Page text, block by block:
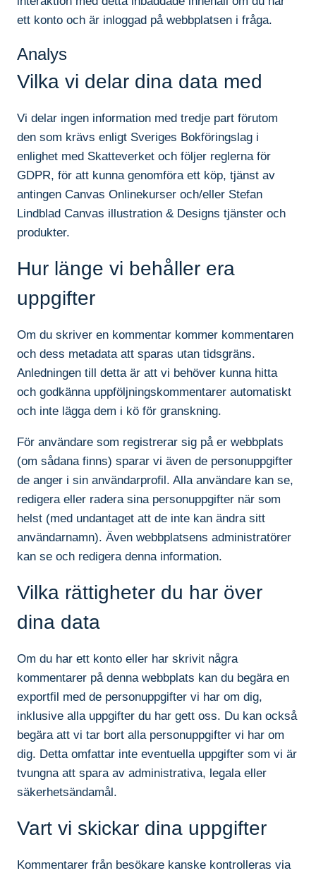
ett konto och är inloggad på webbplatsen i fråga.
Analys
Vilka vi delar dina data med
Vi delar ingen information med tredje part förutom
den som krävs enligt Sveriges Bokföringslag i
enlighet med Skatteverket och följer reglerna för
GDPR, för att kunna genomföra ett köp, tjänst av
antingen Canvas Onlinekurser och/eller Stefan
Lindblad Canvas illustration & Designs tjänster och
produkter.
Hur länge vi behåller era
uppgifter
Om du skriver en kommentar kommer kommentaren
och dess metadata att sparas utan tidsgräns.
Anledningen till detta är att vi behöver kunna hitta
och godkänna uppföljningskommentarer automatiskt
och inte lägga dem i kö för granskning.
För användare som registrerar sig på er webbplats
(om sådana finns) sparar vi även de personuppgifter
de anger i sin användarprofil. Alla användare kan se,
redigera eller radera sina personuppgifter när som
helst (med undantaget att de inte kan ändra sitt
användarnamn). Även webbplatsens administratörer
kan se och redigera denna information.
Vilka rättigheter du har över
dina data
Om du har ett konto eller har skrivit några
kommentarer på denna webbplats kan du begära en
exportfil med de personuppgifter vi har om dig,
inklusive alla uppgifter du har gett oss. Du kan också
begära att vi tar bort alla personuppgifter vi har om
dig. Detta omfattar inte eventuella uppgifter som vi är
tvungna att spara av administrativa, legala eller
säkerhetsändamål.
Vart vi skickar dina uppgifter
Kommentarer från besökare kanske kontrolleras via